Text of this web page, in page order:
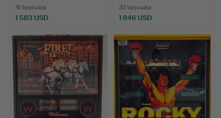
16 tarjousta
1 583 USD
esine
33 tarjousta
1 846 USD
esine